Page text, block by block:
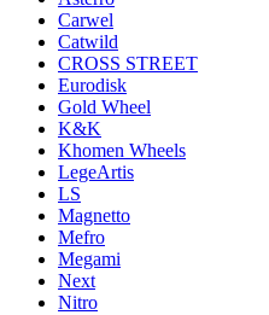
Carwel
Catwild
CROSS STREET
Eurodisk
Gold Wheel
K&K
Khomen Wheels
LegeArtis
LS
Magnetto
Mefro
Megami
Next
Nitro